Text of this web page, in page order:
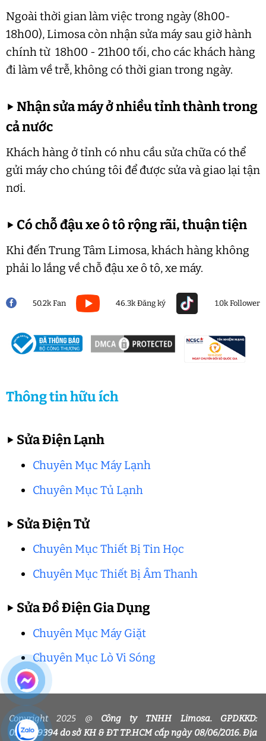
Ngoài thời gian làm việc trong ngày (8h00-
18h00), Limosa còn nhận sửa máy sau giờ hành
chính từ 18h00 - 21h00 tối, cho các khách hàng
đi làm về trễ, không có thời gian trong ngày.
▶Nhận sửa máy ở nhiều tỉnh thành trong
cả nước
Khách hàng ở tỉnh có nhu cầu sửa chữa có thể
gửi máy cho chúng tôi để được sửa và giao lại tận
nơi.
▶ Có chỗ đậu xe ô tô rộng rãi, thuận tiện
Khi đến Trung Tâm Limosa, khách hàng không
phải lo lắng về chỗ đậu xe ô tô, xe máy.
50.2k Fan 46.3k Đăng ký 1.0k Follower
Thông tin hữu ích
▶ Sửa Điện Lạnh
Chuyên Mục Máy Lạnh
Chuyên Mục Tủ Lạnh
▶ Sửa Điện Tử
Chuyên Mục Thiết Bị Tin Học
Chuyên Mục Thiết Bị Âm Thanh
▶ Sửa Đồ Điện Gia Dụng
Chuyên Mục Máy Giặt
Chuyên Mục Lò Vi Sóng
Copyright 2025 @ Công ty TNHH Limosa. GPDKKD:
0318339394 do sở KH & ĐT TP.HCM cấp ngày 08/06/2016. Địa